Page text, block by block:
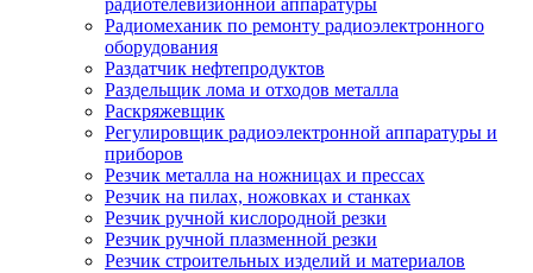
радиотелевизионной аппаратуры
Радиомеханик по ремонту радиоэлектронного
оборудования
Раздатчик нефтепродуктов
Раздельщик лома и отходов металла
Раскряжевщик
Регулировщик радиоэлектронной аппаратуры и
приборов
Резчик металла на ножницах и прессах
Резчик на пилах, ножовках и станках
Резчик ручной кислородной резки
Резчик ручной плазменной резки
Резчик строительных изделий и материалов